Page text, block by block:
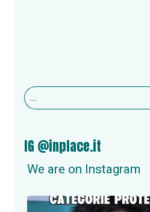
IG @inplace.it
We are on Instagram
inplace.it